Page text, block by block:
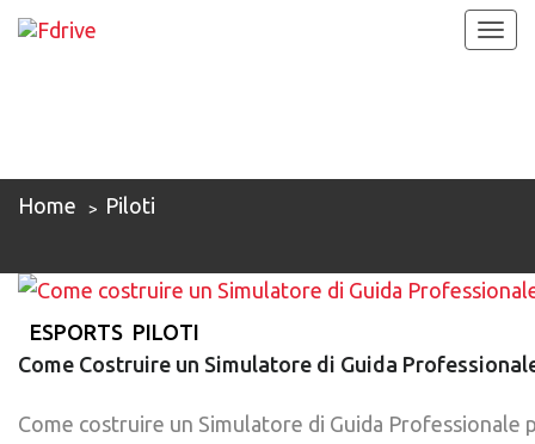
Home Piloti
ESPORTS PILOTI
Come Costruire un Simulatore di Guida
Come costruire un Simulatore di Guida Professionale